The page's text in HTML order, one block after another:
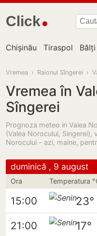
Click
Chișinău Tiraspol Bălți
Vremea › Raionul Sîngerei ›
Vremea în
Sîngerei
Prognoza meteo in Valea
(Valea Norocului, Singerei),
Norocului - azi, maine,
duminică , 9 august
Ora Temperatura
15:00 23°
21:00 17°